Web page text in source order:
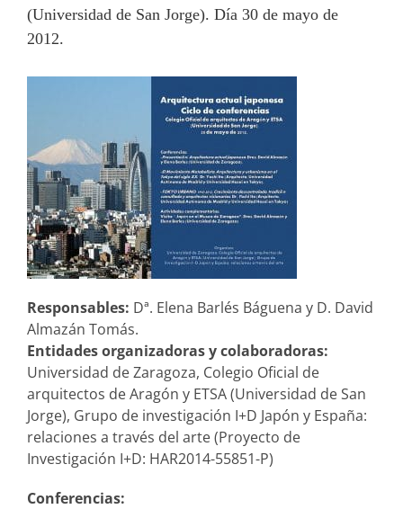
(Universidad de San Jorge). Día 30 de mayo de
2012.
Responsables: Dª. Elena Barlés Báguena y D. David
Almazán Tomás.
Entidades organizadoras y colaboradoras:
Universidad de Zaragoza, Colegio Oficial de
arquitectos de Aragón y ETSA (Universidad de San
Jorge), Grupo de investigación I+D Japón y España:
relaciones a través del arte (Proyecto de
Investigación I+D: HAR2014-55851-P)
Conferencias: